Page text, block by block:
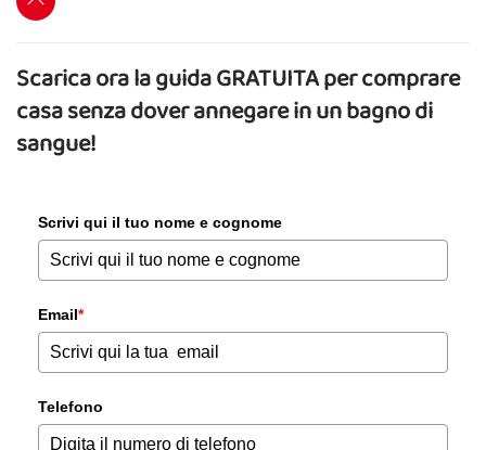
Scarica ora la guida GRATUITA per comprare
casa senza dover annegare in un bagno di
sangue!
Scrivi qui il tuo nome e cognome
Email*
Telefono